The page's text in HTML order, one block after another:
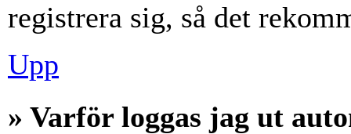
registrera sig, så det
Upp
» Varför loggas jag ut